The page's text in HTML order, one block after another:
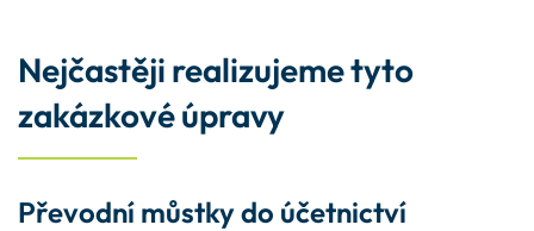
Nejčastěji realizujeme tyto
zakázkové úpravy
Převodní můstky do účetnictví